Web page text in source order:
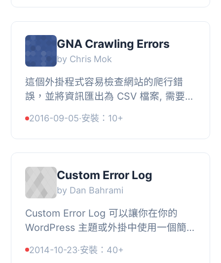
忘記了您的...
GNA Crawling Errors
by Chris Mok
這個外掛程式容易檢查網站的爬行錯
誤，並將資訊匯出為 CSV 檔案, 需要協
言, , 英文,
2016-09-05·安裝：10+
Custom Error Log
by Dan Bahrami
Custom Error Log 可以讓你在你的
WordPress 主題或外掛中使用一個簡單
試冗長和複雜的腳本。, 每個錯誤都可
2014-10-23·安裝：40+